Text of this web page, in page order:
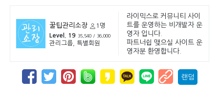
꿀팁관리소장
1명
Level. 19
35,540 / 36,000
관리그룹, 특별회원
라이믹스로 커뮤니티 사이
트를 운영하는 비개발자 운
영자 입니다.
파트너쉽 맺으실 사이트 운
영자분 환영합니다.
랜덤